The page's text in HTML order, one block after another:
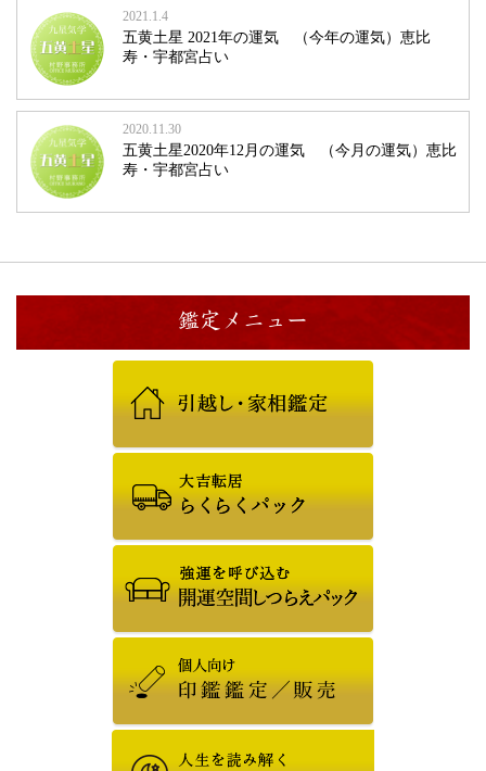
2021.1.4
五黄土星 2021年の運気 （今年の運気）恵比
寿・宇都宮占い
2020.11.30
五黄土星2020年12月の運気 （今月の運気）恵比
寿・宇都宮占い
鑑定メニュー